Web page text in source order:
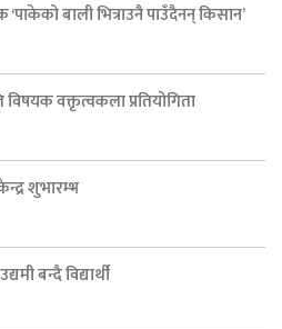
बाली भित्राउनै पाउँदैनन् किसान’
विषयक वक्तृत्वकला प्रतियोगिता
शुभारम्भ
बन्दै विद्यार्थी